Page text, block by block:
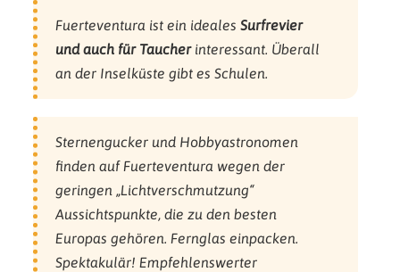
Fuerteventura ist ein ideales Surfrevier
und auch für Taucherinteressant. Überall
an der Inselküste gibt es Schulen.
Sternengucker und Hobbyastronomen
finden auf Fuerteventura wegen der
geringen „Lichtverschmutzung“
Aussichtspunkte, die zu den besten
Europas gehören. Fernglas einpacken.
Spektakulär! Empfehlenswerter